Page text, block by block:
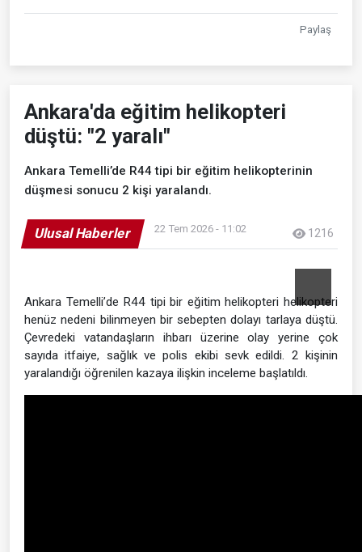
Paylaş
Ankara'da eğitim helikopteri
düştü: "2 yaralı"
Ankara Temelli’de R44 tipi bir eğitim helikopterinin
düşmesi sonucu 2 kişi yaralandı.
Ulusal Haberler 22 Tem 2026 - 11:02 1216
Ankara Temelli’de R44 tipi bir eğitim helikopteri helikopteri
henüz nedeni bilinmeyen bir sebepten dolayı tarlaya düştü.
Çevredeki vatandaşların ihbarı üzerine olay yerine çok
sayıda itfaiye, sağlık ve polis ekibi sevk edildi. 2 kişinin
yaralandığı öğrenilen kazaya ilişkin inceleme başlatıldı.